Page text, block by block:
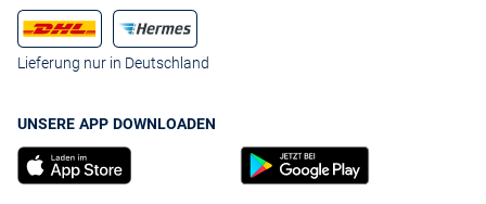
Lieferung nur in Deutschland
UNSERE APP DOWNLOADEN